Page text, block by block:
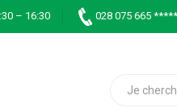
– 16:30 028 075 665